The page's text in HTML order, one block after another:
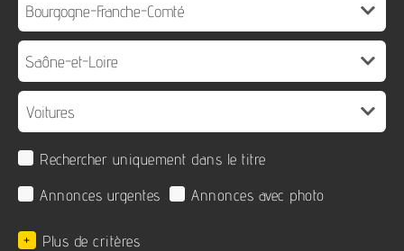
Rechercher uniquement dans le titre
Annonces urgentes
Annonces avec photo
+ Plus de critères